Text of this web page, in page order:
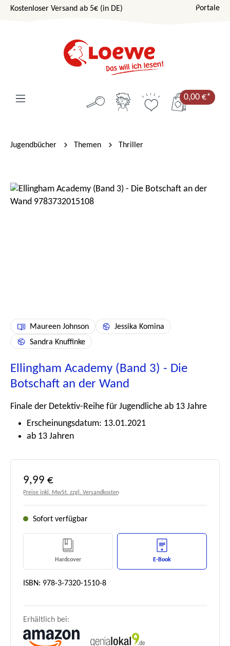
Zum Hauptinhalt springen
Kostenloser Versand ab 5€ (in DE) Portale
0,00 €*
Jugendbücher Themen Thriller
Bildergalerie überspringen
Maureen Johnson
Jessika Komina
Sandra Knuffinke
Ellingham Academy (Band 3) - Die
Botschaft an der Wand
Finale der Detektiv-Reihe für Jugendliche ab 13 Jahre
Erscheinungsdatum: 13.01.2021
ab 13 Jahren
Regulärer Preis:
9,99 €
Preise inkl. MwSt. zzgl. Versandkosten
Sofort verfügbar
Hardcover E-Book
ISBN: 978-3-7320-1510-8
Erhältlich bei: